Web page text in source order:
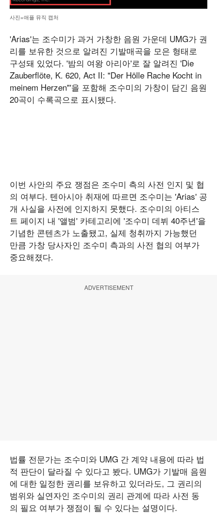
사진=애플 뮤직 캡처
'Arias'는 조수미가 과거 가창한 음원 가운데 UMG가 권
리를 보유한 것으로 알려진 기발매곡을 모은 형태로
구성돼 있었다. '밤의 여왕 아리아'로 잘 알려진 'Die
Zauberflöte, K. 620, Act II: "Der Hölle Rache Kocht in
meinem Herzen"'을 포함해 조수미의 가창이 담긴 음원
20곡이 수록곡으로 표시됐다.
이번 사안의 주요 쟁점은 조수미 측의 사전 인지 및 협
의 여부다. 텐아시아 취재에 따르면 조수미는 'Arias' 공
개 사실을 사전에 인지하지 못했다. 조수미의 아티스
트 페이지 내 '앨범' 카테고리에 '조수미 데뷔 40주년'을
기념한 콘텐츠가 노출됐고, 실제 청취까지 가능했던
만큼 가창 당사자인 조수미 측과의 사전 협의 여부가
중요해졌다.
ADVERTISEMENT
법률 전문가는 조수미와 UMG 간 계약 내용에 따라 법
적 판단이 달라질 수 있다고 봤다. UMG가 기발매 음원
에 대한 일정한 권리를 보유하고 있더라도, 그 권리의
범위와 실연자인 조수미의 권리 관계에 따라 사전 동
의 필요 여부가 쟁점이 될 수 있다는 설명이다.